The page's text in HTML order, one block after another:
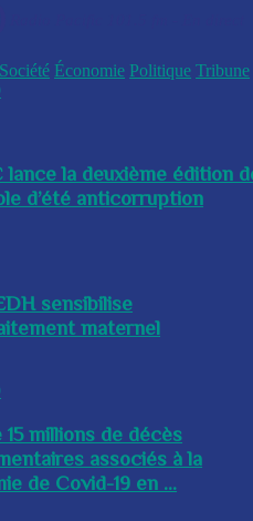
Société Économie Politique Tribune
lance la deuxième édition
d’été anticorruption
sensibilise
maternel
15 millions de décès
associés à la
de Covid-19 en ...